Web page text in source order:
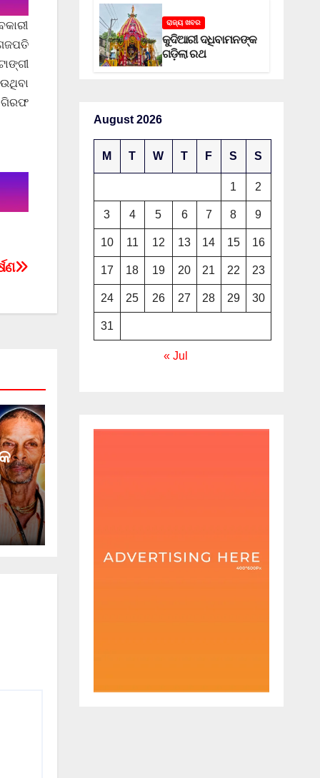
ଗିରଫ
ରାଜ୍ୟ ଖବର
କୁଦିଆରୀ ଦଧିବାମନଙ୍କ
ଗଡ଼ିଲା ରଥ
August 2026
M T W T F S S
1 2
3 4 5 6 7 8 9
10 11 12 13 14 15 16
17 18 19 20 21 22 23
24 25 26 27 28 29 30
31
« Jul